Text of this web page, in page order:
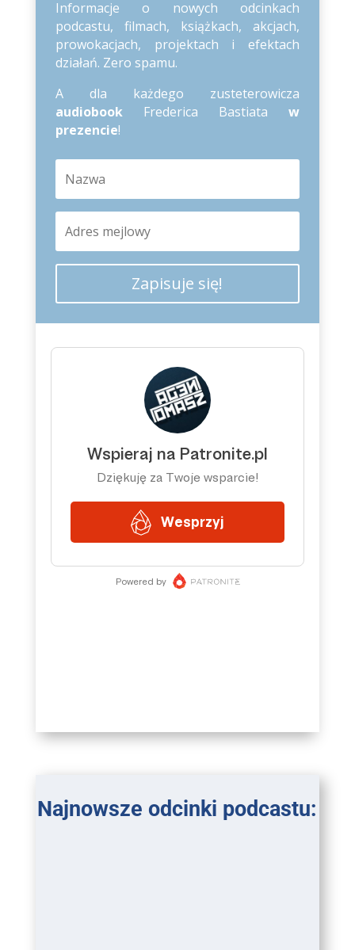
Informacje o nowych odcinkach
podcastu, filmach, książkach, akcjach,
prowokacjach, projektach i efektach
działań. Zero spamu.
A dla każdego zusteterowicza
audiobookFrederica Bastiataw
prezencie!
Zapisuje się!
Najnowsze odcinki podcastu: